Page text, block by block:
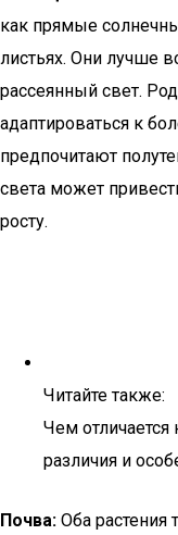
как прямые
листьях. Они лучше
рассеянный свет.
адаптироваться к
предпочитают
света может
росту.
Читайте также:
Чем отличается
различия и
Почва: Оба